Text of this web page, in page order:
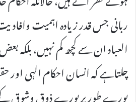
ربانی جس قدر زیادہ اہمیت
العباد ان سے کچھ کم نہیں، بلکہ
چلتاہے کہ انسان احکام الہی اور
پورے طور پر پورے ذوق وشوق